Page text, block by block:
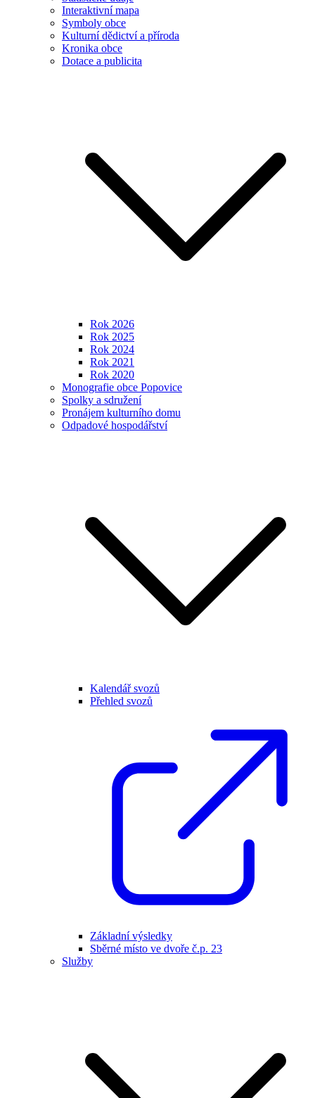
Interaktivní mapa
Symboly obce
Kulturní dědictví a příroda
Kronika obce
Dotace a publicita
Rok 2026
Rok 2025
Rok 2024
Rok 2021
Rok 2020
Monografie obce Popovice
Spolky a sdružení
Pronájem kulturního domu
Odpadové hospodářství
Kalendář svozů
Přehled svozů
Základní výsledky
Sběrné místo ve dvoře č.p. 23
Služby